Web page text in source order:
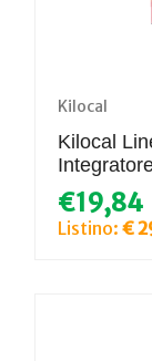
Kilocal
Kilocal
€19,84
Listino: €